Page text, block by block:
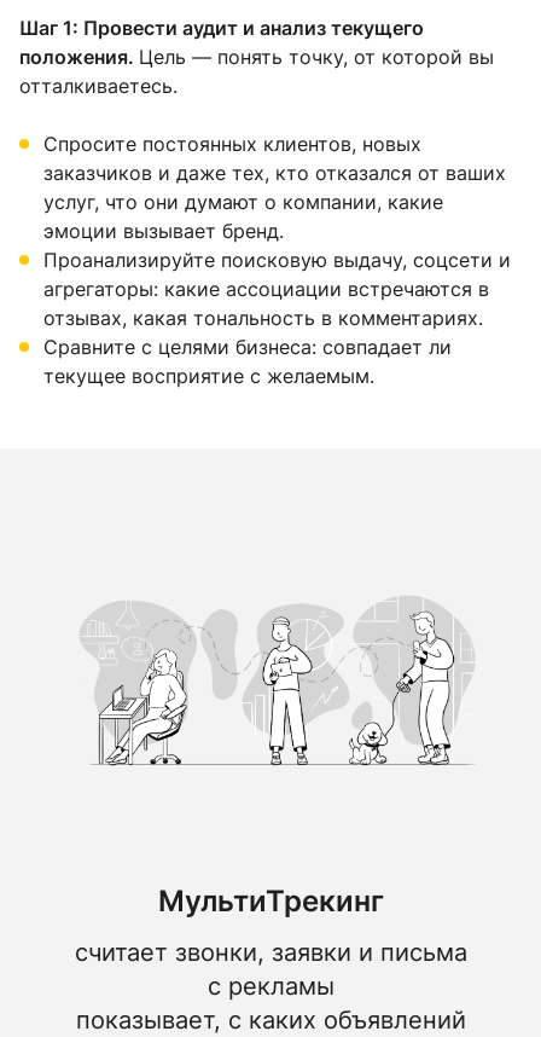
Шаг 1: Провести аудит и анализ текущего
положения. Цель — понять точку, от которой вы
отталкиваетесь.
Спросите постоянных клиентов, новых
заказчиков и даже тех, кто отказался от ваших
услуг, что они думают о компании, какие
эмоции вызывает бренд.
Проанализируйте поисковую выдачу, соцсети и
агрегаторы: какие ассоциации встречаются в
отзывах, какая тональность в комментариях.
Сравните с целями бизнеса: совпадает ли
текущее восприятие с желаемым.
МультиТрекинг
считает звонки, заявки и письма
с рекламы
показывает, с каких объявлений